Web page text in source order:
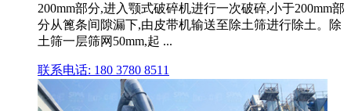
200mm部分,进入颚式破碎机进行一次破碎,小于200mm部
分从篦条间隙漏下,由皮带机输送至除土筛进行除土。除
土筛一层筛网50mm,起 ...
联系电话: 180 3780 8511